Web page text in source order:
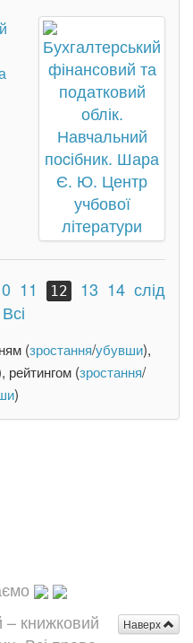
11 12 13 14 слід
Всі
(зростання/убувши),
рейтингом (зростання/
)
Наверх
книжковий